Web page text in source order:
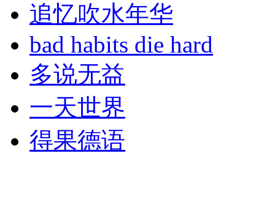
追忆吹水年华
bad habits die hard
多说无益
一天世界
得果德语